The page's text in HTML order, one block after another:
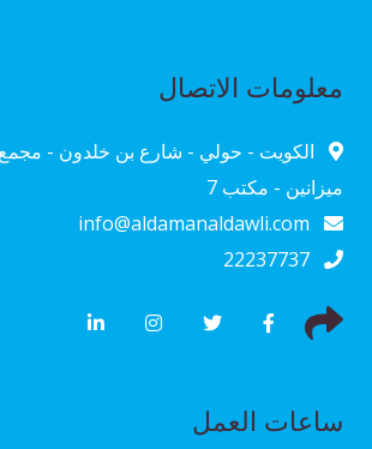
معلومات الاتصال
الكويت - حولي - شارع بن خلدون -
ميزانين - مكتب 7
ساعات العمل